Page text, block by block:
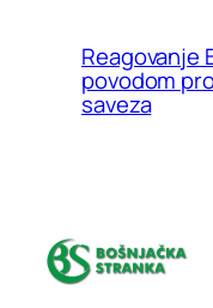
Reagovanje
povodom
saveza